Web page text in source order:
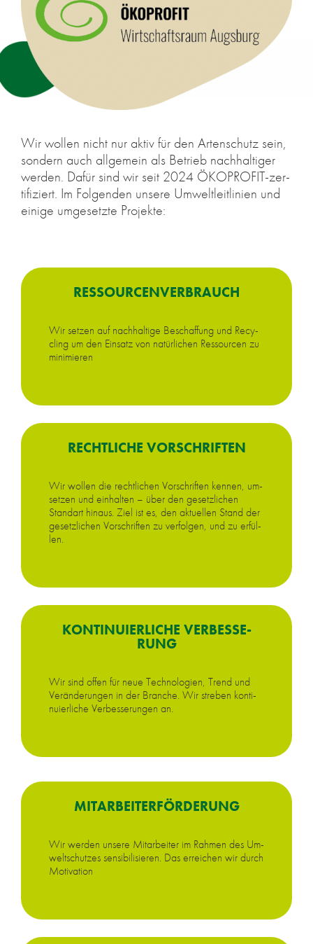
Wir wol­len nicht nur ak­tiv für den Ar­ten­schutz sein,
son­dern auch all­ge­mein als Be­trieb nach­hal­ti­ger
wer­den. Dafür sind wir seit 2024 ÖKO­PRO­FIT-zer­
ti­fi­ziert. Im Fol­gen­den un­se­re Um­welt­leit­li­ni­en und
ei­ni­ge um­ge­setz­te Pro­jek­te:
RES­SOUR­CEN­VER­BRAUCH
Wir set­zen auf nach­hal­ti­ge Be­schaf­fung und Re­cy­
cling um den Ein­satz von na­tür­li­chen Res­sour­cen zu
mi­ni­mie­ren
RECHT­LI­CHE VOR­SCHRIF­TEN
Wir wol­len die recht­li­chen Vor­schrif­ten ken­nen, um­
set­zen und ein­hal­ten – über den ge­setz­li­chen
Stand­art hin­aus. Ziel ist es, den ak­tu­el­len Stand der
ge­setz­li­chen Vor­schrif­ten zu ver­fol­gen, und zu er­fül­
len.
KON­TI­NU­IER­LI­CHE VER­BES­SE­
RUNG
Wir sind of­fen für neue Tech­no­lo­gien, Trend und
Ver­än­de­run­gen in der Bran­che. Wir stre­ben kon­ti­
nu­ier­li­che Ver­bes­se­run­gen an.
MIT­AR­BEI­TER­FÖR­DE­RUNG
Wir wer­den un­se­re Mit­ar­bei­ter im Rah­men des Um­
welt­schut­zes sen­si­bi­li­sie­ren. Das er­rei­chen wir durch
Mo­ti­va­ti­on